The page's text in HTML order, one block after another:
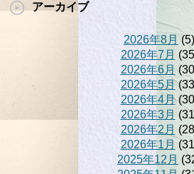
アーカイブ
2026年8月 (5)
2026年7月
2026年6月
2026年5月
2026年4月
2026年3月
2026年2月
2026年1月
2025年12月